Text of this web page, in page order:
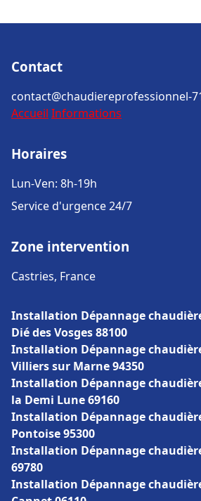
Contact
contact@chaudiereprofessionnel-
Accueil Informations
Horaires
Lun-Ven: 8h-19h
Service d'urgence 24/7
Zone intervention
Castries, France
Installation Dépannage
Dié des Vosges 88100
Installation Dépannage
Villiers sur Marne 94350
Installation Dépannage
la Demi Lune 69160
Installation Dépannage
Pontoise 95300
Installation Dépannage
69780
Installation Dépannage